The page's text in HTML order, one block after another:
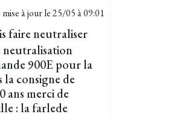
à jour le25/05 à 09:01
faire neutraliser
neutralisation
900E pour la
la consigne de
ans merci de
: la farlede